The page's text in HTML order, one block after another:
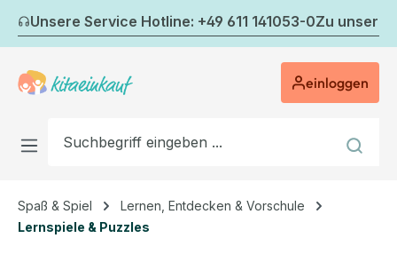
Zum Hauptinhalt springen
Unsere Service Hotline: +49 611 141053-0Zu
einloggen
Spaß & Spiel
Lernen, Entdecken & Vorschule
Lernspiele & Puzzles